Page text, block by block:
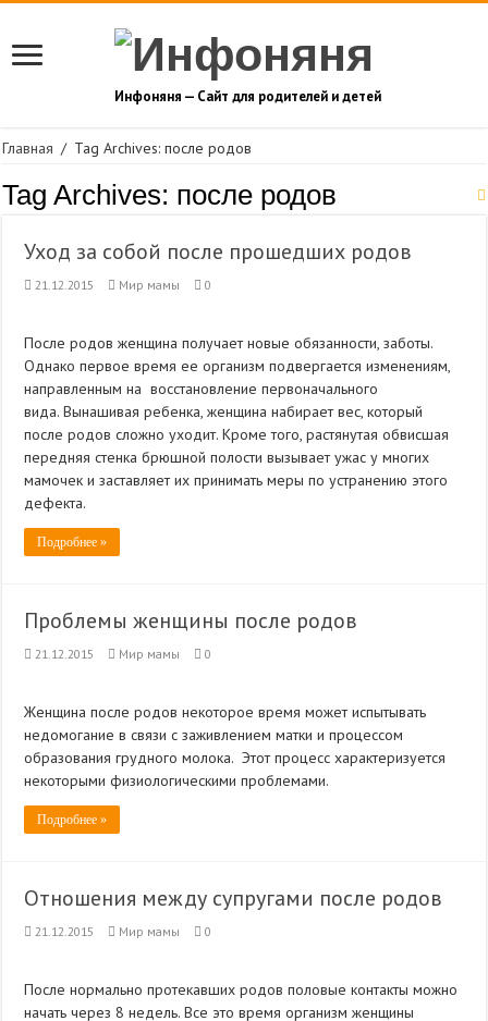
Инфоняня — Сайт для родителей и детей
Главная / Tag Archives: после родов
Tag Archives: после родов
Уход за собой после прошедших родов
21.12.2015 Мир мамы 0
После родов женщина получает новые обязанности, заботы.
Однако первое время ее организм подвергается изменениям,
направленным на восстановление первоначального
вида. Вынашивая ребенка, женщина набирает вес, который
после родов сложно уходит. Кроме того, растянутая обвисшая
передняя стенка брюшной полости вызывает ужас у многих
мамочек и заставляет их принимать меры по устранению этого
дефекта.
Подробнее »
Проблемы женщины после родов
21.12.2015 Мир мамы 0
Женщина после родов некоторое время может испытывать
недомогание в связи с заживлением матки и процессом
образования грудного молока. Этот процесс характеризуется
некоторыми физиологическими проблемами.
Подробнее »
Отношения между супругами после родов
21.12.2015 Мир мамы 0
После нормально протекавших родов половые контакты можно
начать через 8 недель. Все это время организм женщины